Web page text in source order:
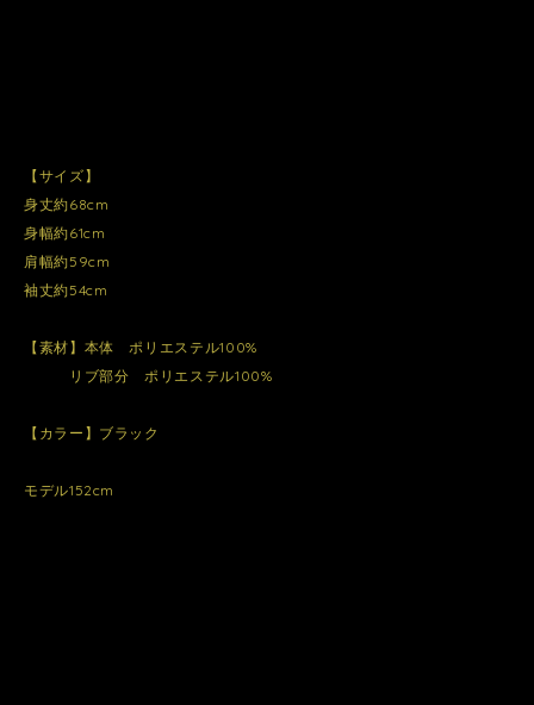
【サイズ】
身丈約68cm
身幅約61cm
肩幅約59cm
袖丈約54cm
【素材】本体 ポリエステル100%
リブ部分 ポリエステル100%
【カラー】ブラック
モデル152cm